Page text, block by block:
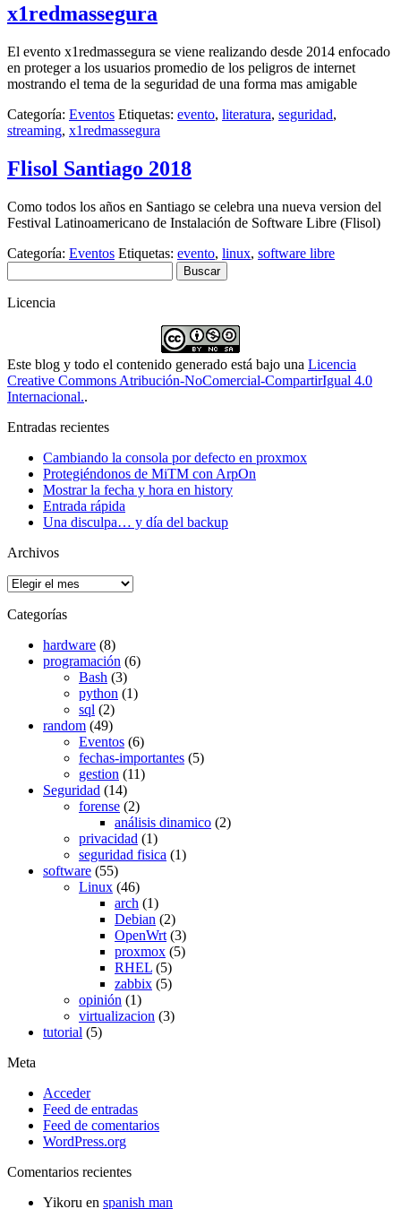
x1redmassegura
El evento x1redmassegura se viene realizando desde 2014 enfocado
en proteger a los usuarios promedio de los peligros de internet
mostrando el tema de la seguridad de una forma mas amigable
Categoría: Eventos Etiquetas: evento, literatura, seguridad,
streaming, x1redmassegura
Flisol Santiago 2018
Como todos los años en Santiago se celebra una nueva version del
Festival Latinoamericano de Instalación de Software Libre (Flisol)
Categoría: Eventos Etiquetas: evento, linux, software libre
Licencia
Este blog y todo el contenido generado está bajo una Licencia
Creative Commons Atribución-NoComercial-CompartirIgual 4.0
Internacional..
Entradas recientes
Cambiando la consola por defecto en proxmox
Protegiéndonos de MiTM con ArpOn
Mostrar la fecha y hora en history
Entrada rápida
Una disculpa… y día del backup
Archivos
Archivos
Categorías
hardware (8)
programación (6)
Bash (3)
python (1)
sql (2)
random (49)
Eventos (6)
fechas-importantes (5)
gestion (11)
Seguridad (14)
forense (2)
análisis dinamico (2)
privacidad (1)
seguridad fisica (1)
software (55)
Linux (46)
arch (1)
Debian (2)
OpenWrt (3)
proxmox (5)
RHEL (5)
zabbix (5)
opinión (1)
virtualizacion (3)
tutorial (5)
Meta
Acceder
Feed de entradas
Feed de comentarios
WordPress.org
Comentarios recientes
Yikoru en spanish man